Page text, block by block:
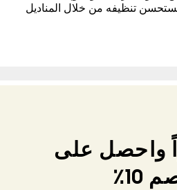
تنظيفه من خلال المناديل
واحصل على
10٪